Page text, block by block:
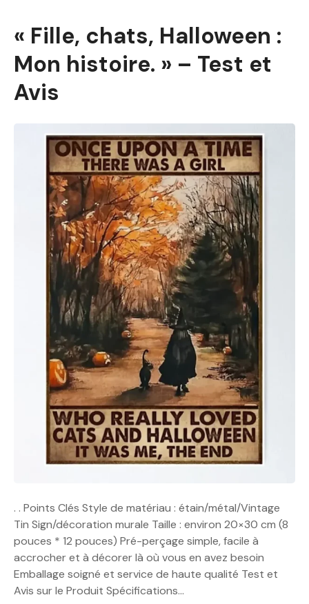
« Fille, chats, Halloween :
Mon histoire. » – Test et
Avis
. . Points Clés Style de matériau : étain/métal/Vintage
Tin Sign/décoration murale Taille : environ 20×30 cm (8
pouces * 12 pouces) Pré-perçage simple, facile à
accrocher et à décorer là où vous en avez besoin
Emballage soigné et service de haute qualité Test et
Avis sur le Produit Spécifications…